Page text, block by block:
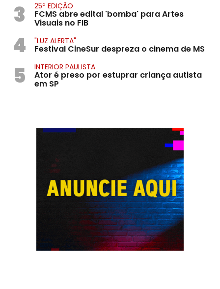
3 25ª EDIÇÃO
FCMS abre edital 'bomba' para Artes
Visuais no FIB
4 "LUZ ALERTA"
Festival CineSur despreza o cinema de MS
5 INTERIOR PAULISTA
Ator é preso por estuprar criança autista
em SP